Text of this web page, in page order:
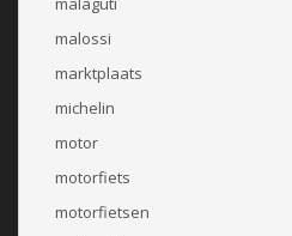
malossi
marktplaats
michelin
motor
motorfiets
motorfietsen